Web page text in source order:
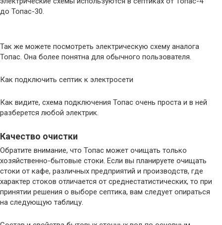
до Топас-30.
Так же можете посмотреть электрическую схему аналога
Топас. Она более понятна для обычного пользователя.
Как подключить септик к электросети
Как видите, схема подключения Топас очень проста и в ней
разберется любой электрик.
Качество очистки
Обратите внимание, что Топас может очищать только
хозяйственно-бытовые стоки. Если вы планируете очищать
стоки от кафе, различных предприятий и производств, где
характер стоков отличается от среднестатистических, то при
принятии решения о выборе септика, вам следует опираться
на следующую таблицу.